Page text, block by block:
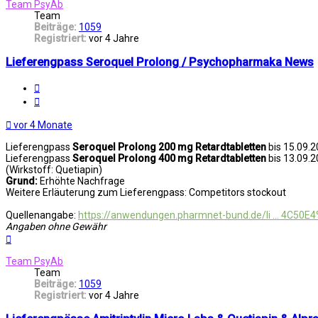
Team PsyAb
Team
Beiträge: 1059
Registriert: vor 4 Jahre
Lieferengpass Seroquel Prolong / Psychopharmaka News
vor 4 Monate
Lieferengpass Seroquel Prolong 200 mg Retardtabletten bis
Lieferengpass Seroquel Prolong 400 mg Retardtabletten bis
(Wirkstoff: Quetiapin)
Grund: Erhöhte Nachfrage
Weitere Erläuterung zum Lieferengpass: Competitors stockout
Quellenangabe: https://anwendungen.pharmnet-bund.de/li ...
Angaben ohne Gewähr
Team PsyAb
Team
Beiträge: 1059
Registriert: vor 4 Jahre